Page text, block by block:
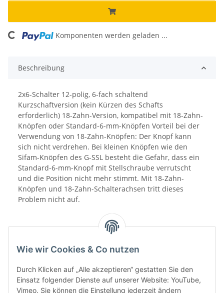
Wie wir Cookies & Co nutzen
Durch Klicken auf „Alle akzeptieren“ gestatten Sie den
Einsatz folgender Dienste auf unserer Website: YouTube,
Vimeo. Sie können die Einstellung jederzeit ändern
Loading... Komponenten werden geladen ...
Beschreibung
2x6-Schalter 12-polig, 6-fach schaltend
Kurzschaftversion (kein Kürzen des Schafts
erforderlich) 18-Zahn-Version, kompatibel mit 18-Zahn-
Knöpfen oder Standard-6-mm-Knöpfen Vorteil bei der
Verwendung von 18-Zahn-Knöpfen: Der Knopf kann
sich nicht verdrehen. Bei kleinen Knöpfen wie den
Sifam-Knöpfen des G-SSL besteht die Gefahr, dass ein
Standard-6-mm-Knopf mit Stellschraube verrutscht
und die Position nicht mehr stimmt. Mit 18-Zahn-
Knöpfen und 18-Zahn-Schalterachsen tritt dieses
Problem nicht auf.